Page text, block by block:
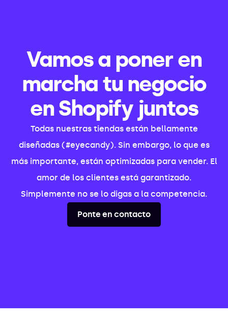
Vamos a poner en
marcha tu negocio
en Shopify juntos
Todas nuestras tiendas están bellamente
diseñadas (#eyecandy). Sin embargo, lo que es
más importante, están optimizadas para vender. El
amor de los clientes está garantizado.
Simplemente no se lo digas a la competencia.
Ponte en contacto